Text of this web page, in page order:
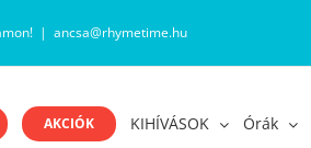
| ancsa@rhymetime.hu
AKCIÓK KIHÍVÁSOK Órák